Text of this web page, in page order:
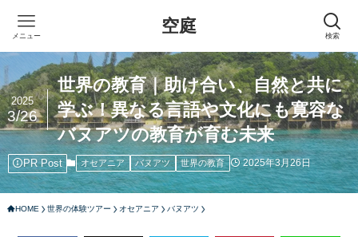
空庭 検索
メニュー
世界の教育｜助け合い、自然と共に
学ぶ！異なる言語や文化にも寛容な
バヌアツの教育が育む未来
2025
3/26
PR Post オセアニア バヌアツ 世界の教育 2025年3月26日
HOME 世界の体験ツアー オセアニア バヌアツ